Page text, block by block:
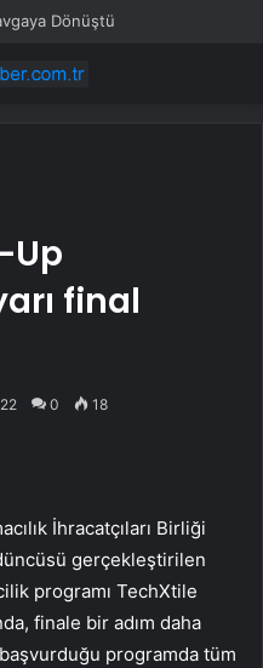
Dönüştü
Up
final
0 18
İhracatçıları Birliği
gerçekleştirilen
programı TechXtile
finale bir adım daha
programda tüm